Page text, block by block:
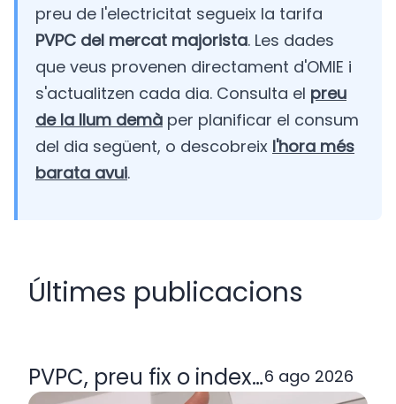
preu de l'electricitat segueix la tarifa
PVPC del mercat majorista. Les dades
que veus provenen directament d'OMIE i
s'actualitzen cada dia. Consulta el preu
de la llum demà per planificar el consum
del dia següent, o descobreix l'hora més
barata avui.
Últimes publicacions
PVPC, preu fix o indexada: quina
6 ago 2026